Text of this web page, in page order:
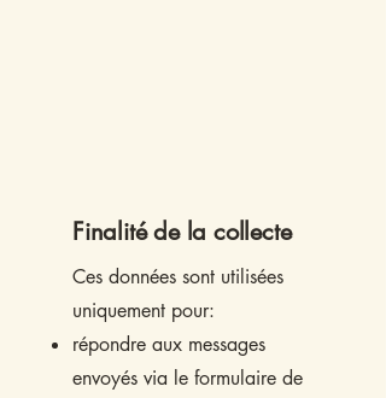
Finalité de la collecte
Ces données sont utilisées
uniquement pour:
répondre aux messages
envoyés via le formulaire de